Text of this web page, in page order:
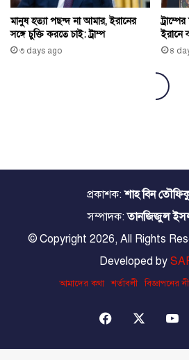
প্রকাশক:শাহ বিন
সম্পাদক:তানজিজুল
© Copyright 2026, All Rights
Developed by
আমাদের কথা শর্তাবলী বিজ্ঞাপনের
Facebook